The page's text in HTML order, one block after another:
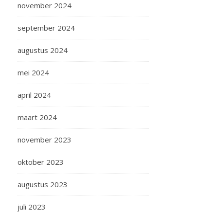
november 2024
september 2024
augustus 2024
mei 2024
april 2024
maart 2024
november 2023
oktober 2023
augustus 2023
juli 2023